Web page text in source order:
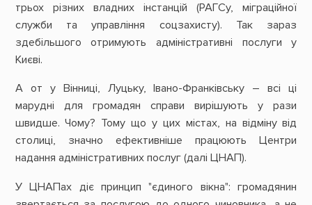
трьох різних владних інстанцій (РАГСу, міграційної
служби та управління соцзахисту). Так зараз
здебільшого отримують адміністративні послуги у
Києві.
А от у Вінниці, Луцьку, Івано-Франківську – всі ці
марудні для громадян справи вирішують у рази
швидше. Чому? Тому що у цих містах, на відміну від
столиці, значно ефективніше працюють Центри
надання адміністративних послуг (далі ЦНАП).
У ЦНАПах діє принцип "єдиного вікна": громадянин